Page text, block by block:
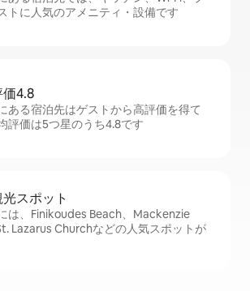
トに人気のアメニティ・設備です
4.8
ある宿泊先はゲストから高評価を得て
評価は5つ星のうち4.8です
ス⁠ポ⁠ッ⁠ト
は、Finikoudes Beach、Mackenzie
Lazarus Churchなどの人気スポットが